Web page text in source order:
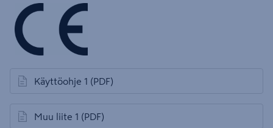
Käyttöohje 1 (PDF)
avautuu uuteen välilehteen
Muu liite 1 (PDF)
avautuu uuteen välilehteen